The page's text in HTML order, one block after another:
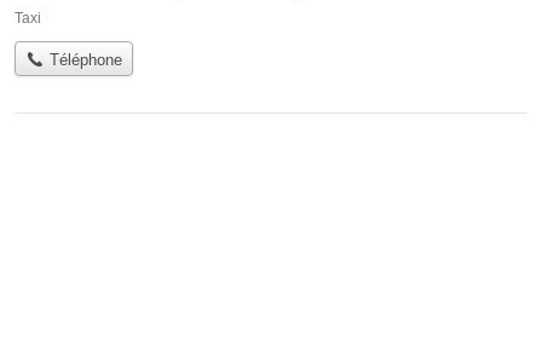
Taxi
Téléphone